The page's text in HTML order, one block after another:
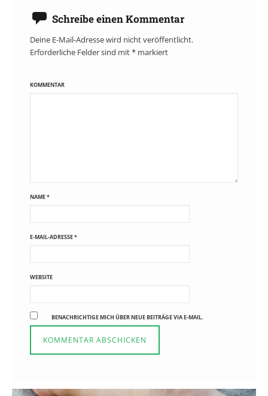
Schreibe einen Kommentar
Deine E-Mail-Adresse wird nicht veröffentlicht.
Erforderliche Felder sind mit* markiert
KOMMENTAR
NAME*
E-MAIL-ADRESSE*
WEBSITE
BENACHRICHTIGE MICH ÜBER NEUE BEITRÄGE VIA E-MAIL.